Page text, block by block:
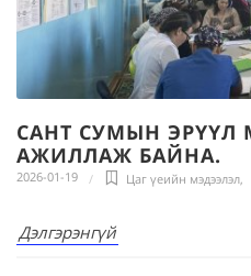
САНТ СУМЫН
АЖИЛЛАЖ БАЙНА.
2026-01-19 Цаг үеийн мэдээлэл,
Дэлгэрэнгүй